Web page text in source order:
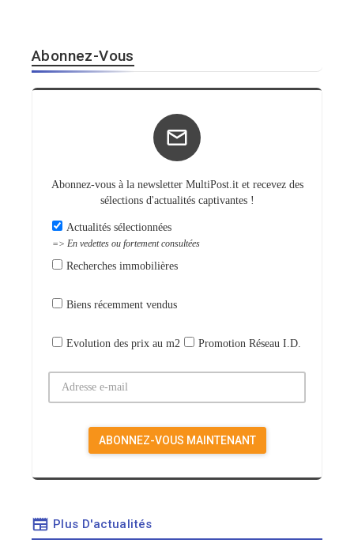
Abonnez-Vous
Abonnez-vous à la newsletter MultiPost.it et recevez des
sélections d'actualités captivantes !
Actualités sélectionnées
=> En vedettes ou fortement consultées
Recherches immobilières
Biens récemment vendus
Evolution des prix au m2 Promotion Réseau I.D.
Plus D'actualités